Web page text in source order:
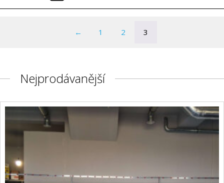
← 1 2 3
Nejprodávanější